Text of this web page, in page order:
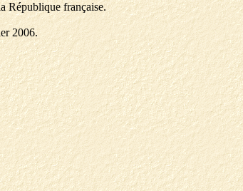
République française.
2006.